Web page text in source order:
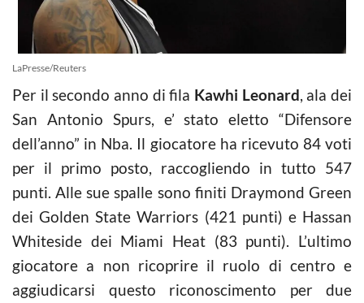
LaPresse/Reuters
Per il secondo anno di fila Kawhi Leonard, ala dei
San Antonio Spurs, e’ stato eletto “Difensore
dell’anno” in Nba. Il giocatore ha ricevuto 84 voti
per il primo posto, raccogliendo in tutto 547
punti. Alle sue spalle sono finiti Draymond Green
dei Golden State Warriors (421 punti) e Hassan
Whiteside dei Miami Heat (83 punti). L’ultimo
giocatore a non ricoprire il ruolo di centro e
aggiudicarsi questo riconoscimento per due